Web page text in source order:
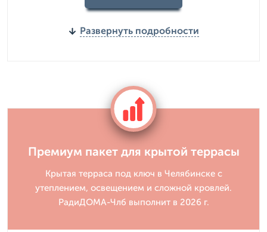
Развернуть подробности
Премиум пакет для крытой террасы
Крытая терраса под ключ в Челябинске с
утеплением, освещением и сложной кровлей.
РадиДОМА-Члб выполнит в 2026 г.